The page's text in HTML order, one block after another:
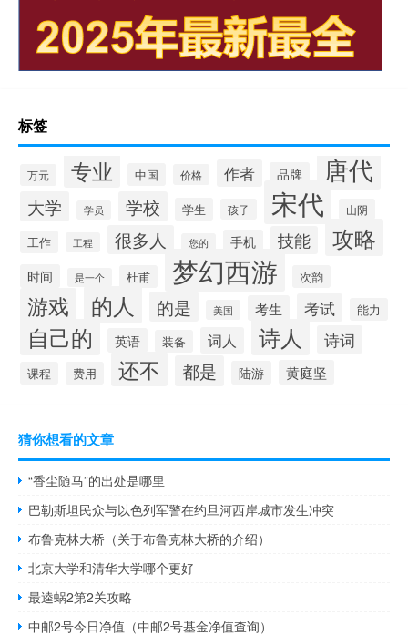
标签
万元 专业 中国 价格 作者 品牌 唐代
大学 学员 学校 学生 孩子 宋代 山阴
工作 工程 很多人 您的 手机 技能 攻略
时间 是一个 杜甫 梦幻西游 次韵
游戏 的人 的是 美国 考生 考试 能力
自己的 英语 装备 词人 诗人 诗词
课程 费用 还不 都是 陆游 黄庭坚
猜你想看的文章
“香尘随马”的出处是哪里
巴勒斯坦民众与以色列军警在约旦河西岸城市发生冲突
布鲁克林大桥（关于布鲁克林大桥的介绍）
北京大学和清华大学哪个更好
最逵蜗2第2关攻略
中邮2号今日净值（中邮2号基金净值查询）